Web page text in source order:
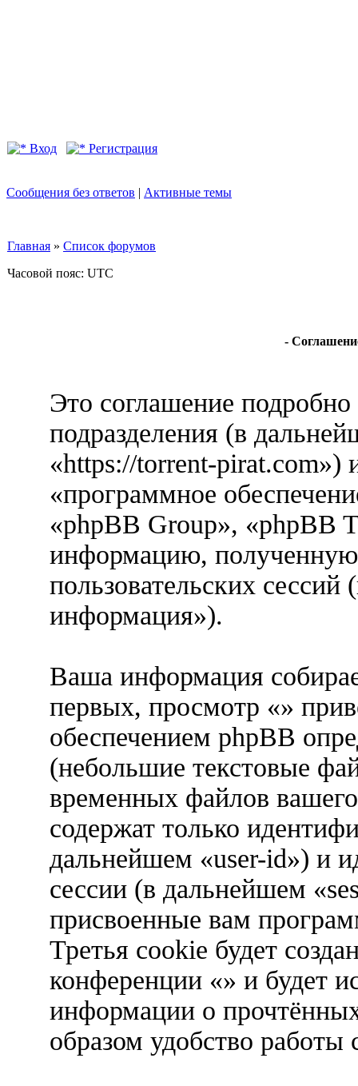
Вход Регистрация
Сообщения без ответов | Активные темы
Главная » Список форумов
Часовой пояс: UTC
-
Это соглашение подробно
подразделения (в
«https://torrent-
«программное
«phpBB Group», «phpBB
информацию,
пользовательских
информация»).
Ваша информация
первых, просмотр «»
обеспечением phpBB
(небольшие текстовые
временных файлов
содержат только
дальнейшем «user-id») и
сессии (в дальнейшем
присвоенные вам
Третья cookie будет
конференции «» и будет
информации о
образом удобство